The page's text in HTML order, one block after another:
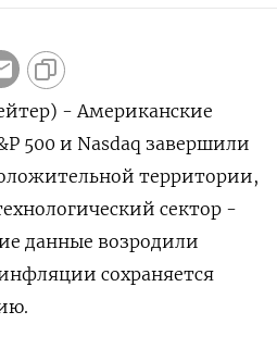
- Американские
500 и Nasdaq завершили
территории,
сектор -
данные возродили
сохраняется